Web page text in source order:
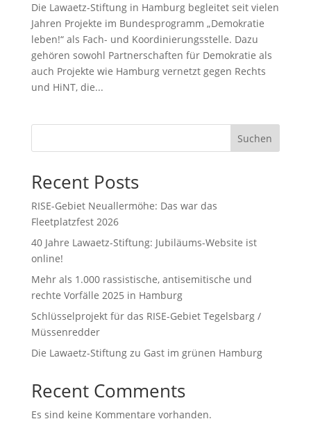
Die Lawaetz-Stiftung in Hamburg begleitet seit vielen
Jahren Projekte im Bundesprogramm „Demokratie
leben!“ als Fach- und Koordinierungsstelle. Dazu
gehören sowohl Partnerschaften für Demokratie als
auch Projekte wie Hamburg vernetzt gegen Rechts
und HiNT, die...
Suchen
Recent Posts
RISE-Gebiet Neuallermöhe: Das war das
Fleetplatzfest 2026
40 Jahre Lawaetz-Stiftung: Jubiläums-Website ist
online!
Mehr als 1.000 rassistische, antisemitische und
rechte Vorfälle 2025 in Hamburg
Schlüsselprojekt für das RISE-Gebiet Tegelsbarg /
Müssenredder
Die Lawaetz-Stiftung zu Gast im grünen Hamburg
Recent Comments
Es sind keine Kommentare vorhanden.